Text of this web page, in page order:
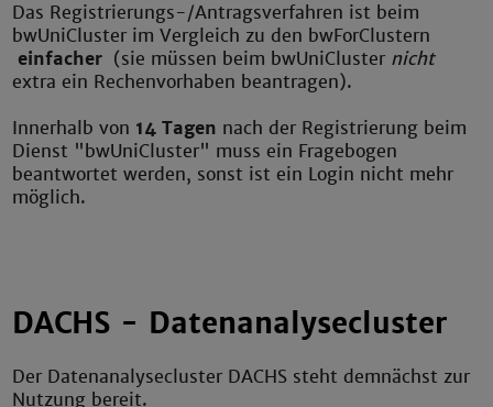
Das Registrierungs-/Antragsverfahren ist beim
bwUniCluster im Vergleich zu den bwForClustern
einfacher (sie müssen beim bwUniCluster nicht
extra ein Rechenvorhaben beantragen).
Innerhalb von 14 Tagen nach der Registrierung beim
Dienst "bwUniCluster" muss ein Fragebogen
beantwortet werden, sonst ist ein Login nicht mehr
möglich.
DACHS - Datenanalysecluster
Der Datenanalysecluster DACHS steht demnächst zur
Nutzung bereit.